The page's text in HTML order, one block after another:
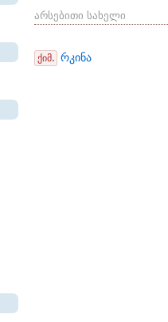
არსებითი სახელი
ქიმ. რკინა